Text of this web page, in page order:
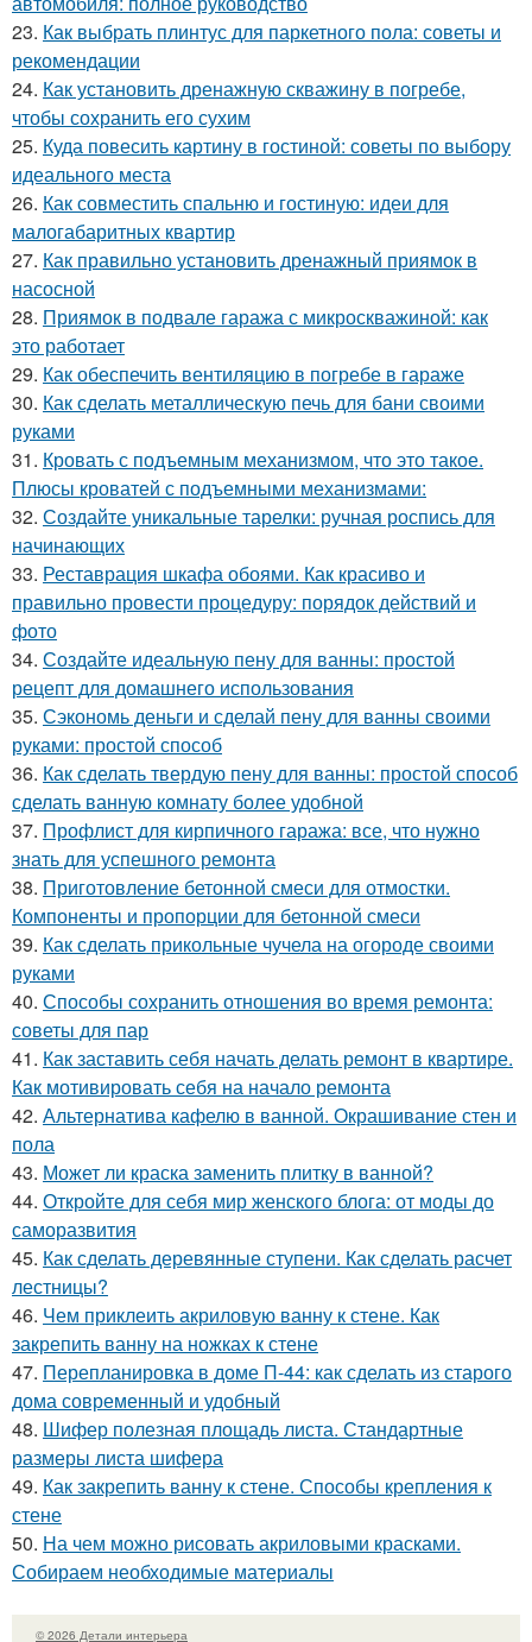
23. Как выбрать плинтус для паркетного пола: советы и
рекомендации
24. Как установить дренажную скважину в погребе,
чтобы сохранить его сухим
25. Куда повесить картину в гостиной: советы по выбору
идеального места
26. Как совместить спальню и гостиную: идеи для
малогабаритных квартир
27. Как правильно установить дренажный приямок в
насосной
28. Приямок в подвале гаража с микроскважиной: как
это работает
29. Как обеспечить вентиляцию в погребе в гараже
30. Как сделать металлическую печь для бани своими
руками
31. Кровать с подъемным механизмом, что это такое.
Плюсы кроватей с подъемными механизмами:
32. Создайте уникальные тарелки: ручная роспись для
начинающих
33. Реставрация шкафа обоями. Как красиво и
правильно провести процедуру: порядок действий и
фото
34. Создайте идеальную пену для ванны: простой
рецепт для домашнего использования
35. Сэкономь деньги и сделай пену для ванны своими
руками: простой способ
36. Как сделать твердую пену для ванны: простой способ
сделать ванную комнату более удобной
37. Профлист для кирпичного гаража: все, что нужно
знать для успешного ремонта
38. Приготовление бетонной смеси для отмостки.
Компоненты и пропорции для бетонной смеси
39. Как сделать прикольные чучела на огороде своими
руками
40. Способы сохранить отношения во время ремонта:
советы для пар
41. Как заставить себя начать делать ремонт в квартире.
Как мотивировать себя на начало ремонта
42. Альтернатива кафелю в ванной. Окрашивание стен и
пола
43. Может ли краска заменить плитку в ванной?
44. Откройте для себя мир женского блога: от моды до
саморазвития
45. Как сделать деревянные ступени. Как сделать расчет
лестницы?
46. Чем приклеить акриловую ванну к стене. Как
закрепить ванну на ножках к стене
47. Перепланировка в доме П-44: как сделать из старого
дома современный и удобный
48. Шифер полезная площадь листа. Стандартные
размеры листа шифера
49. Как закрепить ванну к стене. Способы крепления к
стене
50. На чем можно рисовать акриловыми красками.
Собираем необходимые материалы
© 2026 Детали интерьера